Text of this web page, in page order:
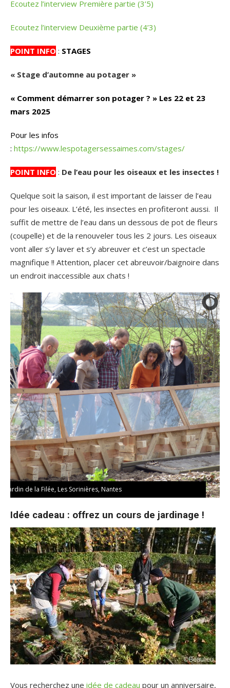
Ecoutez l’interview Première partie (3’5)
Ecoutez l’interview Deuxième partie (4’3)
POINT INFO : STAGES
« Stage d’automne au potager »
« Comment démarrer son potager ? » Les 22 et 23
mars 2025
Pour les infos
: https://www.lespotagersessaimes.com/stages/
POINT INFO : De l’eau pour les oiseaux et les insectes !
Quelque soit la saison, il est important de laisser de l’eau
pour les oiseaux. L’été, les insectes en profiteront aussi. Il
suffit de mettre de l’eau dans un dessous de pot de fleurs
(coupelle) et de la renouveler tous les 2 jours. Les oiseaux
vont aller s’y laver et s’y abreuver et c’est un spectacle
magnifique !! Attention, placer cet abreuvoir/baignoire dans
un endroit inaccessible aux chats !
Jardin de la Filée, Les Sorinières, Nantes
Idée cadeau : offrez un cours de jardinage !
Vous recherchez une idée de cadeau pour un anniversaire,